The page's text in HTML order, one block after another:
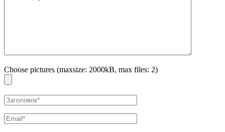
Choose pictures (maxsize: 2000kB, max files: 2)